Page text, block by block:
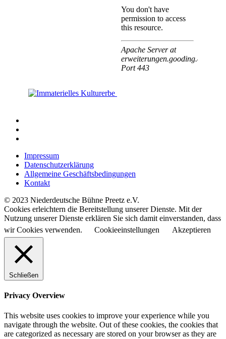
Impressum
Datenschutzerklärung
Allgemeine Geschäftsbedingungen
Kontakt
© 2023 Niederdeutsche Bühne Preetz e.V.
Cookies erleichtern die Bereitstellung unserer Dienste. Mit der
Nutzung unserer Dienste erklären Sie sich damit einverstanden, dass
wir Cookies verwenden.
Cookieeinstellungen Akzeptieren
Schließen
Privacy Overview
This website uses cookies to improve your experience while you
navigate through the website. Out of these cookies, the cookies that
are categorized as necessary are stored on your browser as they are